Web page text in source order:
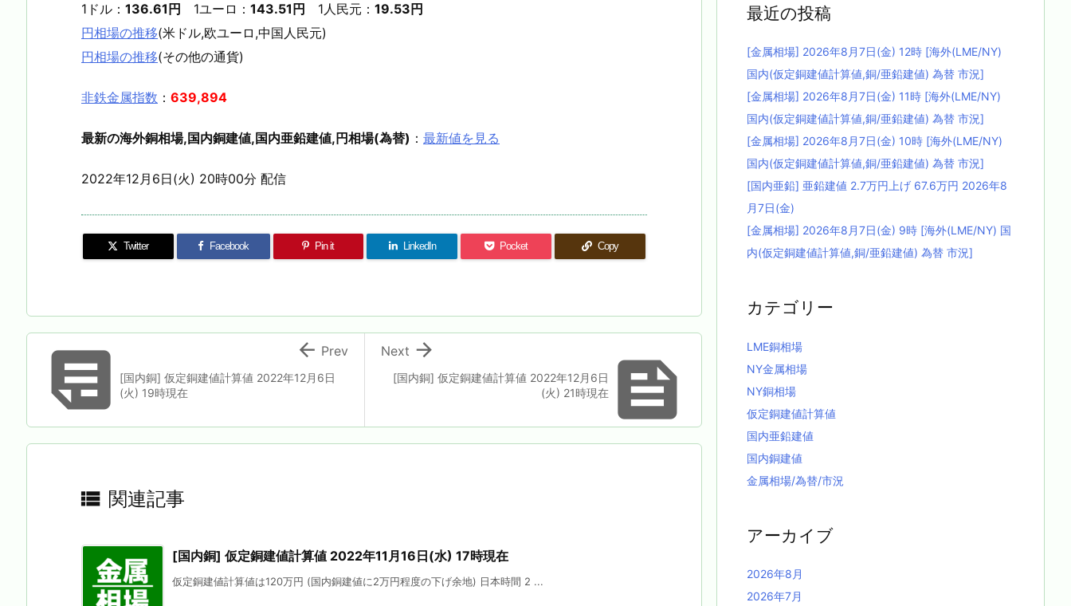
1ドル： 136.61円 1ユーロ： 143.51円 1人民元： 19.53円
円相場の推移(米ドル,欧ユーロ,中国人民元)
円相場の推移(その他の通貨)
非鉄金属指数 ： 639,894
最新の海外銅相場,国内銅建値,国内亜鉛建値,円相場(為替) ： 最新値を見る
2022年12月6日(火) 20時00分 配信
Twitter Facebook Pin it LinkedIn Pocket Copy

[国内銅] 仮定銅建値計算値 2022年12月6日
(火) 21時現在

Next
[国内銅] 仮定銅建値計算値 2022年12月6日
(火) 19時現在
 Prev
 関連記事
[国内銅] 仮定銅建値計算値 2022年11月16日(水) 17時現在
仮定銅建値計算値は120万円 (国内銅建値に2万円程度の下げ余地) 日本時間 2 ...
最近の投稿
[金属相場] 2026年8月7日(金) 12時 [海外(LME/NY)
国内(仮定銅建値計算値,銅/亜鉛建値) 為替 市況]
[金属相場] 2026年8月7日(金) 11時 [海外(LME/NY)
国内(仮定銅建値計算値,銅/亜鉛建値) 為替 市況]
[金属相場] 2026年8月7日(金) 10時 [海外(LME/NY)
国内(仮定銅建値計算値,銅/亜鉛建値) 為替 市況]
[国内亜鉛] 亜鉛建値 2.7万円上げ 67.6万円 2026年8
月7日(金)
[金属相場] 2026年8月7日(金) 9時 [海外(LME/NY) 国
内(仮定銅建値計算値,銅/亜鉛建値) 為替 市況]
カテゴリー
LME銅相場
NY金属相場
NY銅相場
仮定銅建値計算値
国内亜鉛建値
国内銅建値
金属相場/為替/市況
アーカイブ
2026年8月
2026年7月